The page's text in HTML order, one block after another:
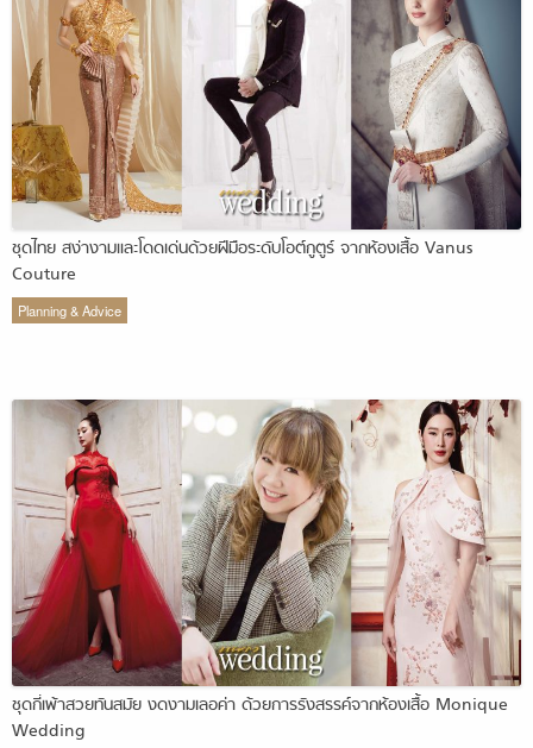
ชุดไทย สง่างามและโดดเด่นด้วยฝีมือระดับโอต์กูตูร์ จากห้องเสื้อ Vanus
Couture
Planning & Advice
ชุดกี่เพ้าสวยทันสมัย งดงามเลอค่า ด้วยการรังสรรค์จากห้องเสื้อ Monique
Wedding